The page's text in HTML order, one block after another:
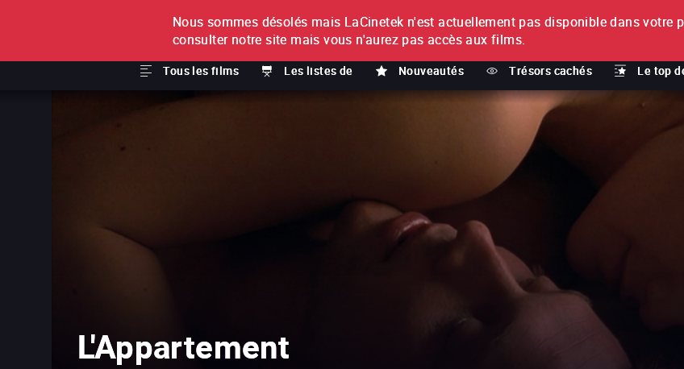
À L'UNITÉ
Tous les films Les listes de Nouveautés Trésors cachés Le top
ABONNEMENT
L'Appartement
Nous sommes désolés mais LaCinetek n'est actuellement pas disponible dans votre
consulter notre site mais vous n'aurez pas accès aux films.